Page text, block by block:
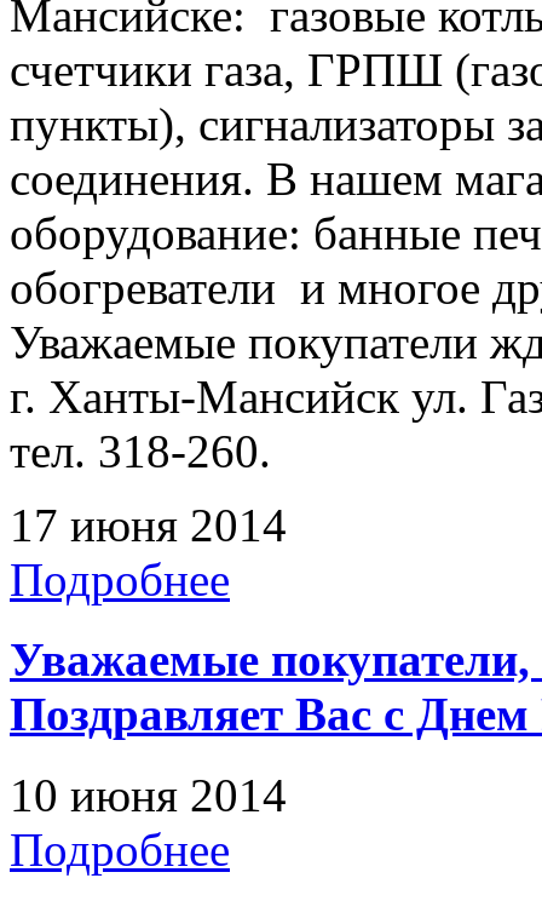
Мансийске: газовые
счетчики газа, ГРПШ
пункты), сигнализаторы
соединения. В нашем
оборудование: банные
обогреватели и многое
Уважаемые покупатели
г. Ханты-Мансийск ул.
тел. 318-260.
17 июня 2014
Подробнее
Уважаемые
Поздравляет Вас с Днем
10 июня 2014
Подробнее